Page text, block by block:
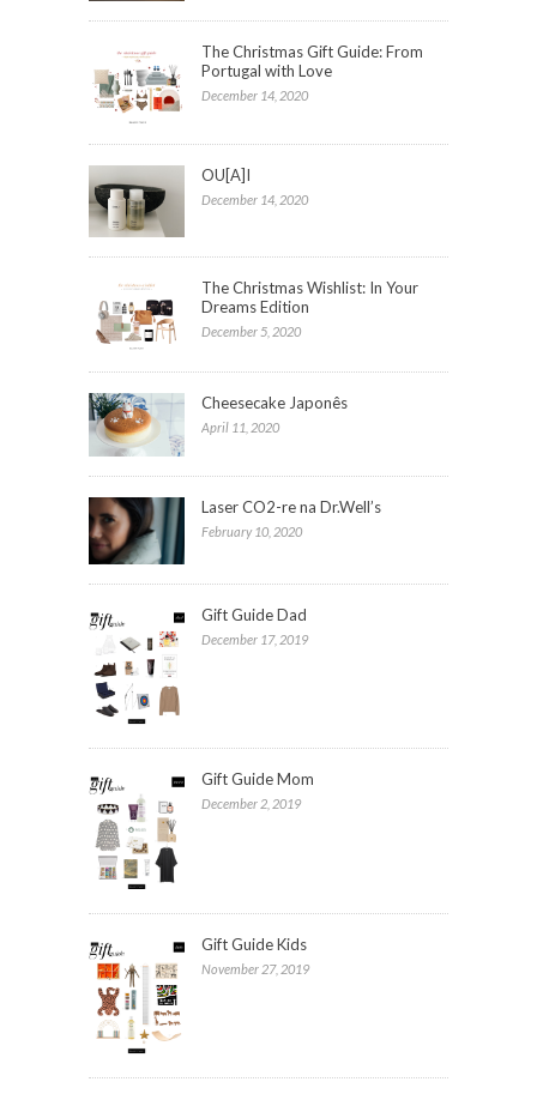
The Christmas Gift Guide: From
Portugal with Love
December 14, 2020
OU[A]I
December 14, 2020
The Christmas Wishlist: In Your
Dreams Edition
December 5, 2020
Cheesecake Japonês
April 11, 2020
Laser CO2-re na Dr.Well’s
February 10, 2020
Gift Guide Dad
December 17, 2019
Gift Guide Mom
December 2, 2019
Gift Guide Kids
November 27, 2019